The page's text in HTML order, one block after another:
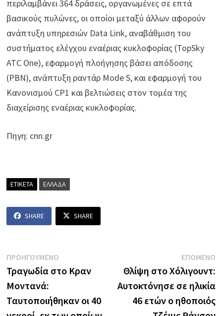
περιλαμβάνει 364 δράσεις, οργανωμένες σε επτά
βασικούς πυλώνες, οι οποίοι μεταξύ άλλων αφορούν
ανάπτυξη υπηρεσιών Data Link, αναβάθμιση του
συστήματος ελέγχου εναέριας κυκλοφορίας (TopSky
ATC One), εφαρμογή πλοήγησης βάσει απόδοσης
(PBN), ανάπτυξη ραντάρ Mode S, και εφαρμογή του
Κανονισμού CP1 και βελτιώσεις στον τομέα της
διαχείρισης εναέριας κυκλοφορίας.
Πηγη: cnn.gr
ΕΤΙΚΕΤΑ ΕΛΛΑΔΑ
SHARE SHARE
Πλοήγηση
άρθρων
ΠΡΟΗΓΟΥΜΕΝΟ
post:
Τραγωδία στο Κραν
Μοντανά:
Ταυτοποιήθηκαν οι 40
ΕΠΟΜΕΝΟ
Θλίψη στο Χόλιγουντ:
Αυτοκτόνησε σε ηλικία
46 ετών ο ηθοποιός